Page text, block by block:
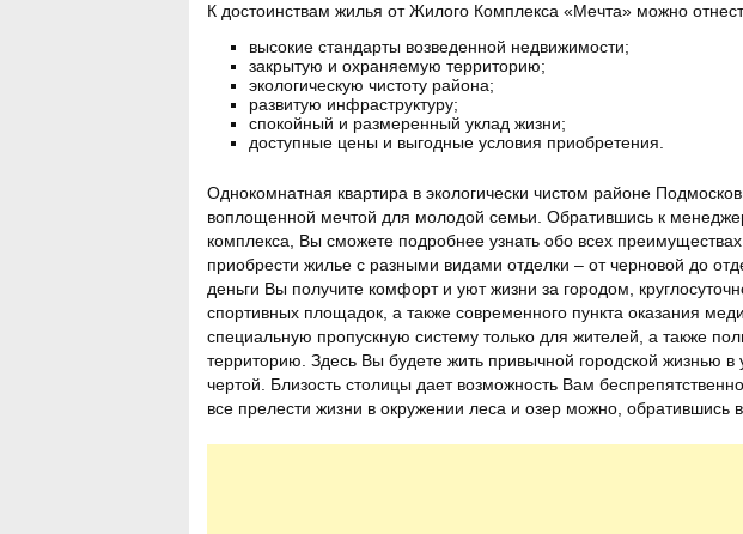
К достоинствам жилья от Жилого Комплекса «Мечта» можно
высокие стандарты возведенной недвижимости;
закрытую и охраняемую территорию;
экологическую чистоту района;
развитую инфраструктуру;
спокойный и размеренный уклад жизни;
доступные цены и выгодные условия приобретения.
Однокомнатная квартира в экологически чистом районе
воплощенной мечтой для молодой семьи. Обратившись к
комплекса, Вы сможете подробнее узнать обо всех
приобрести жилье с разными видами отделки – от черновой до
деньги Вы получите комфорт и уют жизни за городом,
спортивных площадок, а также современного пункта оказания
специальную пропускную систему только для жителей, а также
территорию. Здесь Вы будете жить привычной городской жизнью
чертой. Близость столицы дает возможность Вам
все прелести жизни в окружении леса и озер можно, обратившись